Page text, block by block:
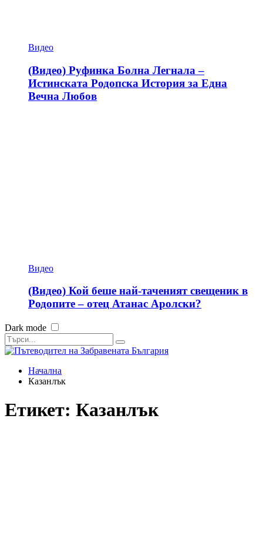
Видео
(Видео) Руфинка Болна Легнала –
Истинската Родопска История за Една
Вечна Любов
Видео
(Видео) Кой беше най-таченият свещеник в
Родопите – отец Атанас Аролски?
Dark mode
Начална
Казанлък
Етикет: Казанлък